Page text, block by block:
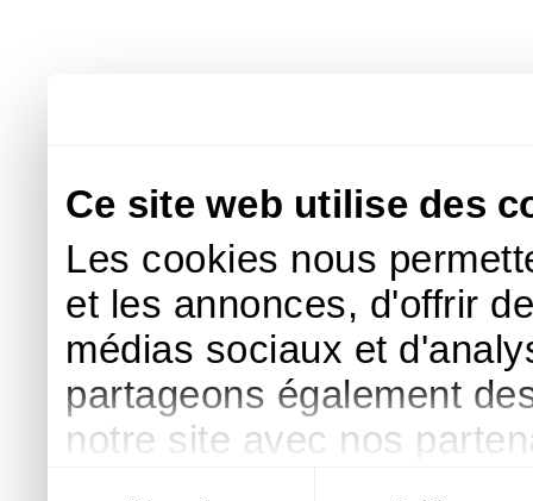
Ce site web utilise des
Les cookies nous
et les annonces, d'offrir
médias sociaux et
partageons également
notre site avec nos